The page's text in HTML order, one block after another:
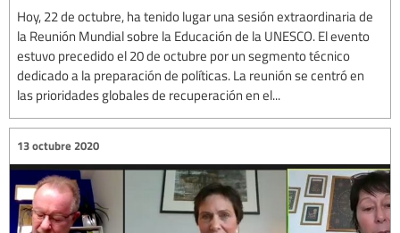
Hoy, 22 de octubre, ha tenido lugar una sesión extraordinaria de
la Reunión Mundial sobre la Educación de la UNESCO. El evento
estuvo precedido el 20 de octubre por un segmento técnico
dedicado a la preparación de políticas. La reunión se centró en
las prioridades globales de recuperación en el...
13 octubre 2020